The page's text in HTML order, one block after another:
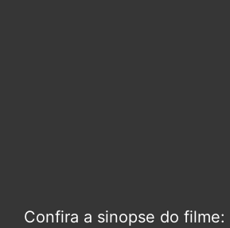
Confira a sinopse do filme: